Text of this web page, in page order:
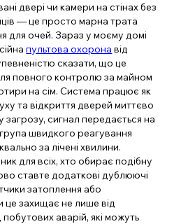
двері чи камери на стінах без
— це просто марна трата
для очей. Зараз у моєму домі
пультова охорона від
сказати, що це
повного контролю за майном
на сім. Система працює як
та відкриття дверей миттєво
загрозу, сигнал передається на
група швидкого реагування
за лічені хвилини.
для всіх, хто обирає подібну
ставте додаткові дублюючі
затоплення або
це захищає не лише від
побутових аварій, які можуть